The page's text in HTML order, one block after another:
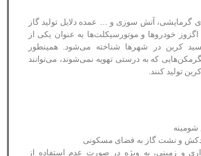
گرمایشی، آتش سوزی و … عمده دلایل تولید گاز
خودروها و موتورسیکلت‌ها به عنوان یکی از
کربن در شهرها شناخته می‌شود. همینطور
که به درستی تهویه نمی‌شوند، می‌توانند
تولید کنند.
و نشت گاز به فضای مسکونی
و زمینی، به ویژه در صورت عدم استفاده از